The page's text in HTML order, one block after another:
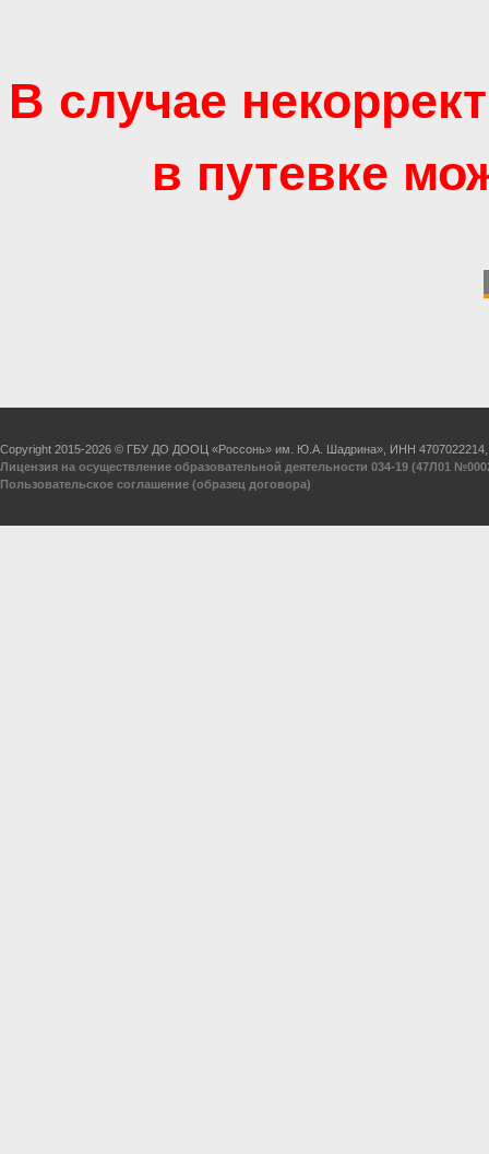
В случае
в путевке
Copyright 2015-2026 © ГБУ ДО ДООЦ «Россонь» им. Ю.А. Шадрина», ИНН
Лицензия на осуществление образовательной деятельности 034-19 (47Л01
Пользовательское соглашение (образец договора)